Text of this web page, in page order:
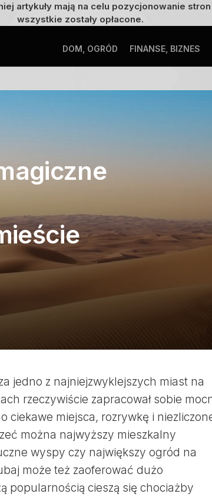
artykuły mają na celu pozycjonowanie
wszystkie zostały opłacone.
DOM, OGRÓD FINANSE, BIZNES
jedno z najniejzwyklejszych miast na
rzeczywiście zapracował sobie
ciekawe miejsca, rozrywkę i
można najwyższy mieszkalny
wyspy czy największy ogród na
może też zaoferować dużo
popularnością cieszą się chociażby